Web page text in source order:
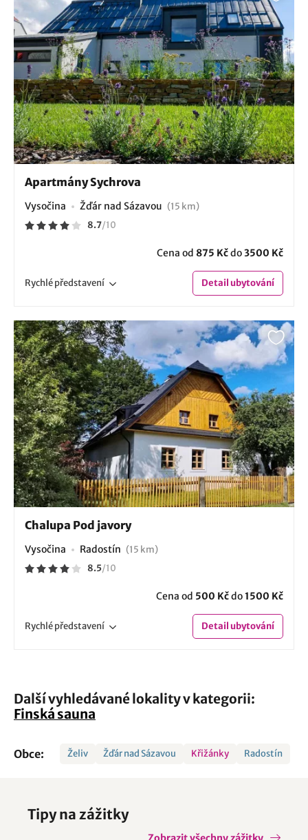
Apartmány Sychrova
Vysočina Žďár nad Sázavou (15 km)
8.7/10
Cena od 875 Kčdo3500 Kč
Rychlépředstavení Detailubytování
Chalupa Pod javory
Vysočina Radostín (15 km)
8.5/10
Cena od 500 Kčdo1500 Kč
Rychlépředstavení Detailubytování
Další vyhledávané lokality v kategorii:
Finská sauna
Obce: Želiv Žďár nad Sázavou Křižánky Radostín
Tipy na zážitky